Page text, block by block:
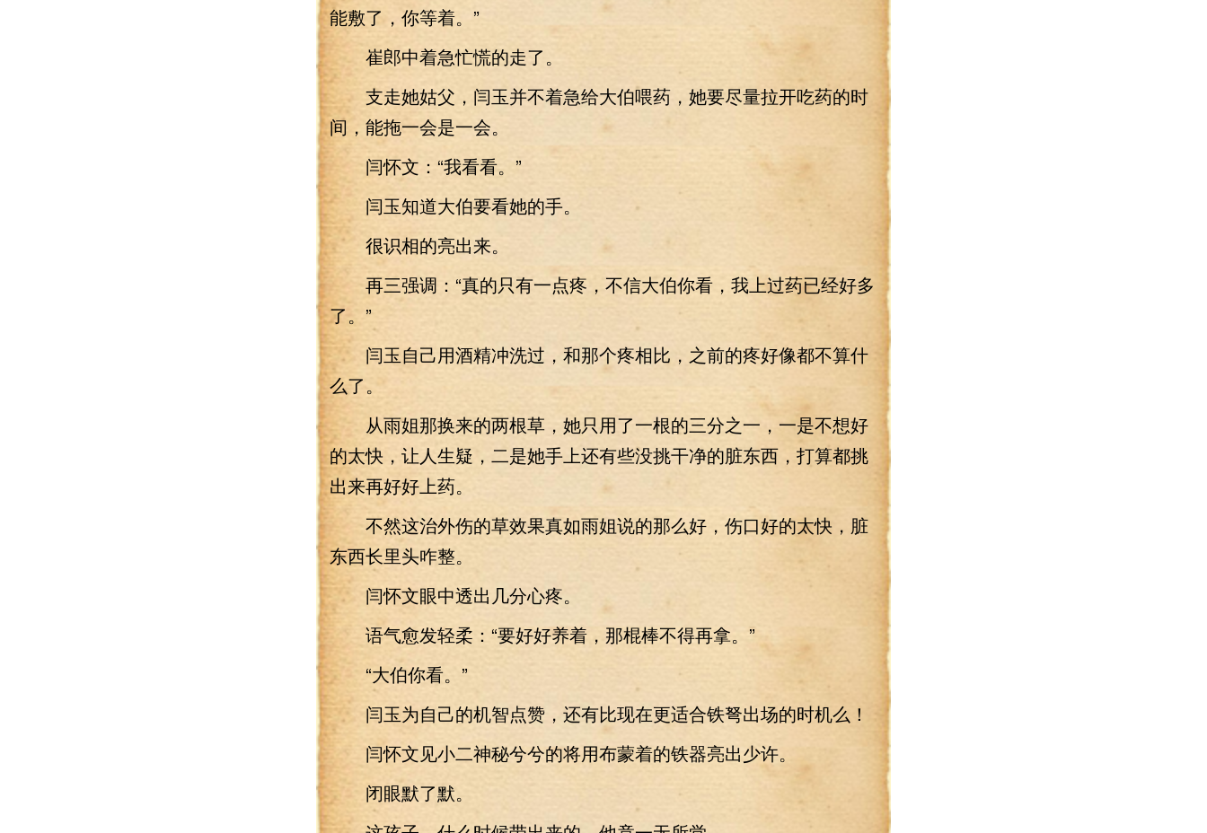
能敷了，你等着。”
崔郎中着急忙慌的走了。
支走她姑父，闫玉并不着急给大伯喂药，她要尽量拉开吃药的时
间，能拖一会是一会。
闫怀文：“我看看。”
闫玉知道大伯要看她的手。
很识相的亮出来。
再三强调：“真的只有一点疼，不信大伯你看，我上过药已经好多
了。”
闫玉自己用酒精冲洗过，和那个疼相比，之前的疼好像都不算什
么了。
从雨姐那换来的两根草，她只用了一根的三分之一，一是不想好
的太快，让人生疑，二是她手上还有些没挑干净的脏东西，打算都挑
出来再好好上药。
不然这治外伤的草效果真如雨姐说的那么好，伤口好的太快，脏
东西长里头咋整。
闫怀文眼中透出几分心疼。
语气愈发轻柔：“要好好养着，那棍棒不得再拿。”
“大伯你看。”
闫玉为自己的机智点赞，还有比现在更适合铁弩出场的时机么！
闫怀文见小二神秘兮兮的将用布蒙着的铁器亮出少许。
闭眼默了默。